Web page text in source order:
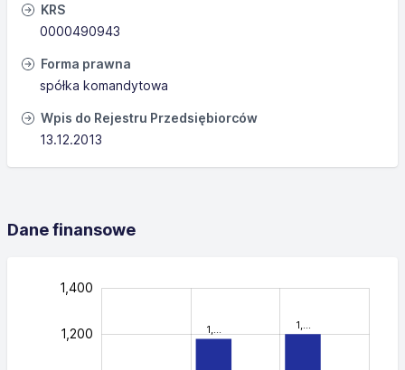
KRS
0000490943
Forma prawna
spółka komandytowa
Wpis do Rejestru Przedsiębiorców
13.12.2013
Dane finansowe
1,… 1,…
1,200
1,400